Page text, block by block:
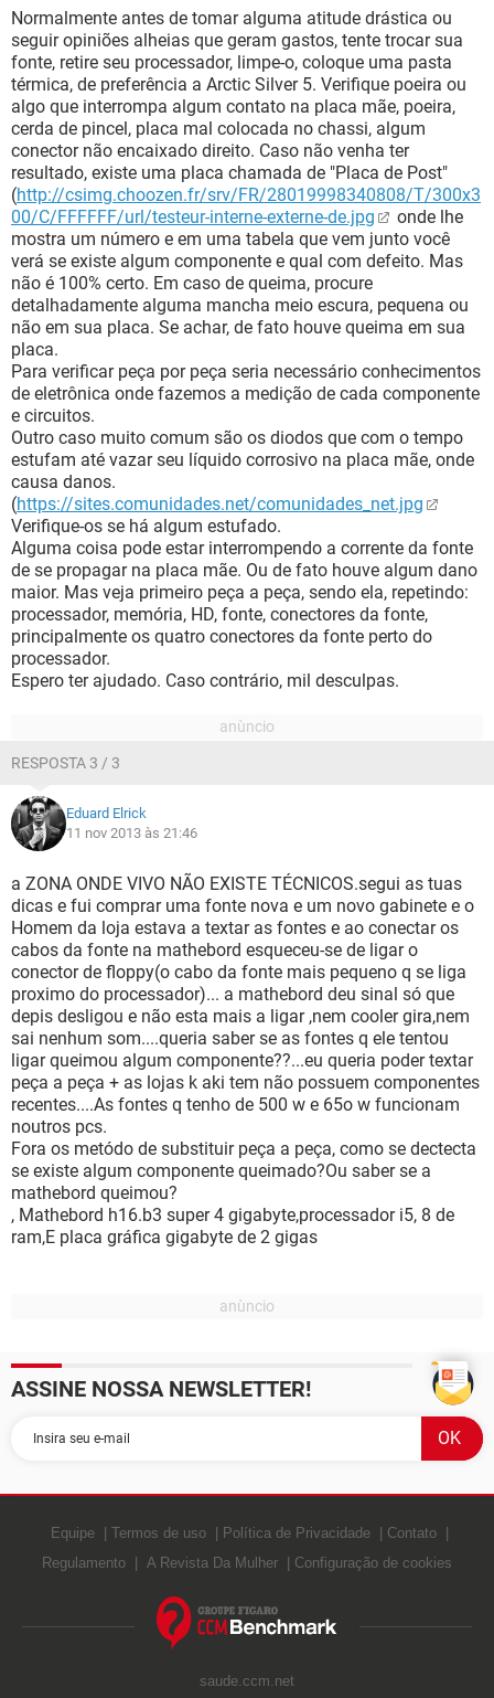
Normalmente antes de tomar alguma atitude drástica ou
seguir opiniões alheias que geram gastos, tente trocar sua
fonte, retire seu processador, limpe-o, coloque uma pasta
térmica, de preferência a Arctic Silver 5. Verifique poeira ou
algo que interrompa algum contato na placa mãe, poeira,
cerda de pincel, placa mal colocada no chassi, algum
conector não encaixado direito. Caso não venha ter
resultado, existe uma placa chamada de "Placa de Post"
(http://csimg.choozen.fr/srv/FR/28019998340808/T/300x3
00/C/FFFFFF/url/testeur-interne-externe-de.jpg
onde lhe
mostra um número e em uma tabela que vem junto você
verá se existe algum componente e qual com defeito. Mas
não é 100% certo. Em caso de queima, procure
detalhadamente alguma mancha meio escura, pequena ou
não em sua placa. Se achar, de fato houve queima em sua
placa.
Para verificar peça por peça seria necessário conhecimentos
de eletrônica onde fazemos a medição de cada componente
e circuitos.
Outro caso muito comum são os diodos que com o tempo
estufam até vazar seu líquido corrosivo na placa mãe, onde
causa danos.
(https://sites.comunidades.net/comunidades_net.jpg
Verifique-os se há algum estufado.
Alguma coisa pode estar interrompendo a corrente da fonte
de se propagar na placa mãe. Ou de fato houve algum dano
maior. Mas veja primeiro peça a peça, sendo ela, repetindo:
processador, memória, HD, fonte, conectores da fonte,
principalmente os quatro conectores da fonte perto do
processador.
Espero ter ajudado. Caso contrário, mil desculpas.
RESPOSTA 3 / 3
Eduard Elrick
11 nov 2013 às 21:46
a ZONA ONDE VIVO NÃO EXISTE TÉCNICOS.segui as tuas
dicas e fui comprar uma fonte nova e um novo gabinete e o
Homem da loja estava a textar as fontes e ao conectar os
cabos da fonte na mathebord esqueceu-se de ligar o
conector de floppy(o cabo da fonte mais pequeno q se liga
proximo do processador)... a mathebord deu sinal só que
depis desligou e não esta mais a ligar ,nem cooler gira,nem
sai nenhum som....queria saber se as fontes q ele tentou
ligar queimou algum componente??...eu queria poder textar
peça a peça + as lojas k aki tem não possuem componentes
recentes....As fontes q tenho de 500 w e 65o w funcionam
noutros pcs.
Fora os metódo de substituir peça a peça, como se dectecta
se existe algum componente queimado?Ou saber se a
mathebord queimou?
, Mathebord h16.b3 super 4 gigabyte,processador i5, 8 de
ram,E placa gráfica gigabyte de 2 gigas
ASSINE NOSSA NEWSLETTER!
Equipe Termos de uso Política de Privacidade
Contato
Regulamento
A Revista Da Mulher Configuração de cookies
saude.ccm.net